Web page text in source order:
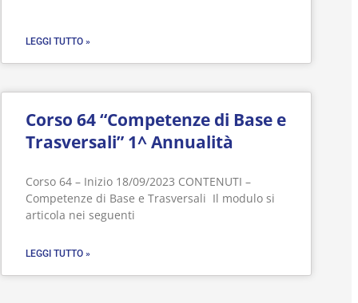
LEGGI TUTTO »
Corso 64 “Competenze di Base e
Trasversali” 1^ Annualità
Corso 64 – Inizio 18/09/2023 CONTENUTI –
Competenze di Base e Trasversali Il modulo si
articola nei seguenti
LEGGI TUTTO »